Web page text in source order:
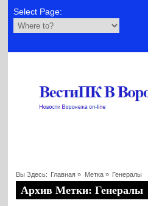
Select Page:
Вы Здесь: Главная » Метка » Генералы
Архив Метки: Генералы